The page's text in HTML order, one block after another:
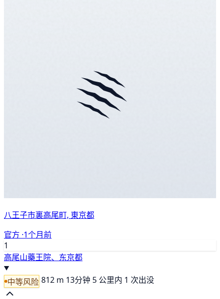
八王子市裏高尾町, 東京都
官方 ·1个月前
1
高尾山藥王院、东京都
中等风险 812 m 13分钟 5 公里内 1 次出没